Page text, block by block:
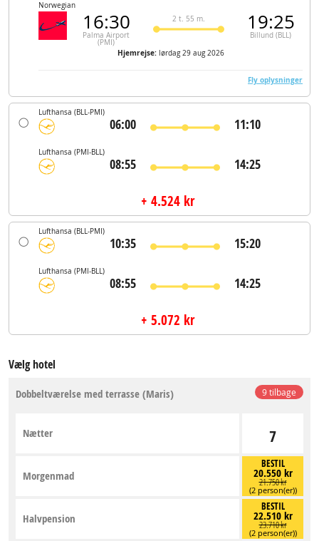
Norwegian
16:30
Palma Airport
(PMI)
2 t. 55 m. 19:25
Billund (BLL)
Hjemrejse: lørdag 29 aug 2026
Fly oplysninger
Lufthansa (BLL-PMI)
06:00 11:10
Lufthansa (PMI-BLL)
08:55 14:25
+ 4.524 kr
Lufthansa (BLL-PMI)
10:35 15:20
Lufthansa (PMI-BLL)
08:55 14:25
+ 5.072 kr
Vælg hotel
9 tilbage
Dobbeltværelse med terrasse (Maris)
7
Nætter
BESTIL
20.550 kr
21.750 kr
(2 person(er))
Morgenmad
BESTIL
22.510 kr
23.710 kr
(2 person(er))
Halvpension